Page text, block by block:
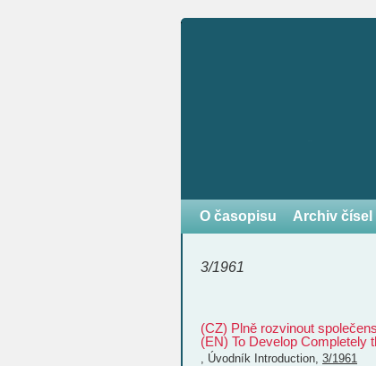
O časopisu Archiv čísel
3/1961
(CZ) Plně rozvinout
(EN) To Develop Completely
, Úvodník Introduction, 3/1961